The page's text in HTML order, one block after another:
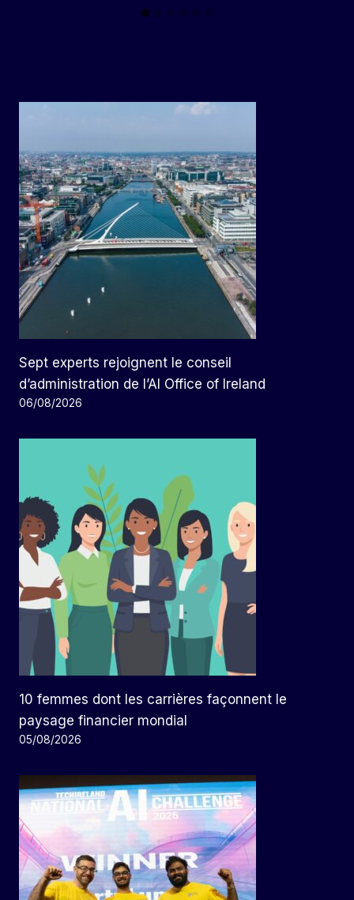
Sept experts rejoignent le conseil
d’administration de l’AI Office of Ireland
06/08/2026
10 femmes dont les carrières façonnent le
paysage financier mondial
05/08/2026